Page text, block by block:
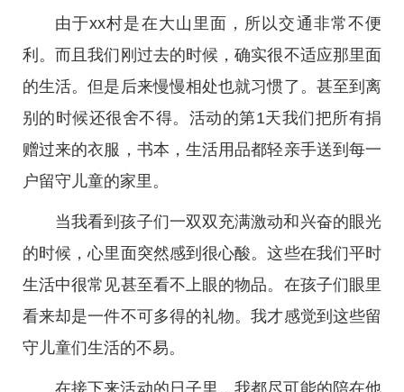
由于xx村是在大山里面，所以交通非常不便
利。而且我们刚过去的时候，确实很不适应那里面
的生活。但是后来慢慢相处也就习惯了。甚至到离
别的时候还很舍不得。活动的第1天我们把所有捐
赠过来的衣服，书本，生活用品都轻亲手送到每一
户留守儿童的家里。
当我看到孩子们一双双充满激动和兴奋的眼光
的时候，心里面突然感到很心酸。这些在我们平时
生活中很常见甚至看不上眼的物品。在孩子们眼里
看来却是一件不可多得的礼物。我才感觉到这些留
守儿童们生活的不易。
在接下来活动的日子里，我都尽可能的陪在他